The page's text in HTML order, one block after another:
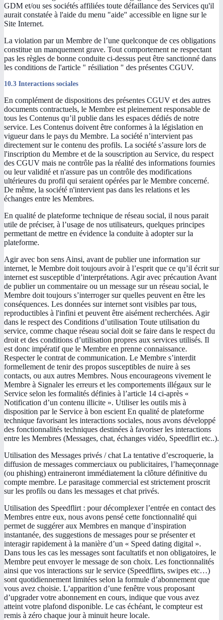
GDM et/ou ses sociétés affiliées toute défaillance des Services qu'il
aurait constatée à l'aide du menu "aide" accessible en ligne sur le
Site Internet.
La violation par un Membre de l’une quelconque de ces obligations
constitue un manquement grave. Tout comportement ne respectant
pas les règles de bonne conduite ci-dessus peut être sanctionné dans
les conditions de l'article " résiliation " des présentes CGUV.
10.3 Interactions sociales
En complément de dispositions des présentes CGUV et des autres
documents contractuels, le Membre est pleinement responsable de
tous les Contenus qu’il publie dans les espaces dédiés de notre
service. Les Contenus doivent être conformes à la législation en
vigueur dans le pays du Membre. La société n’intervient pas
directement sur le contenu des profils. La société s’assure lors de
l'inscription du Membre et de la souscription au Service, du respect
des CGUV mais ne contrôle pas la réalité des informations fournies
ou leur validité et n'assure pas un contrôle des modifications
ultérieures du profil qui seraient opérées par le Membre concerné.
De même, la société n'intervient pas dans les relations et les
échanges entre les Membres.
En qualité de plateforme technique de réseau social, il nous parait
utile de préciser, à l’usage de nos utilisateurs, quelques principes
permettant de mettre en évidence la conduite à adopter sur la
plateforme.
Agir avec bon sens Ainsi, avant de publier une information sur
internet, le Membre doit toujours avoir à l’esprit que ce qu’il écrit sur
internet est susceptible d’interprétations. Agir avec précaution Avant
de publier un commentaire ou un message sur un réseau social, le
Membre doit toujours s’interroger sur quelles peuvent en être les
conséquences. Les données sur internet sont visibles par tous,
reproductibles à l'infini et peuvent être aisément recherchées. Agir
dans le respect des Conditions d’utilisation Toute utilisation du
service, comme chaque réseau social doit se faire dans le respect du
droit et des conditions d’utilisation propres aux services utilisés. Il
est donc impératif que le Membre en prenne connaissance.
Respecter le contrat de communication. Le Membre s’interdit
formellement de tenir des propos susceptibles de nuire à ses
contacts, ou aux autres Membres. Nous encourageons vivement le
Membre à Signaler les erreurs et les comportements illégaux sur le
Service selon les formalités définies à l’article 14 ci-après «
Notification d’un contenu illicite ». Utiliser les outils mis à
disposition par le Service à bon escient En qualité de plateforme
technique favorisant les interactions sociales, nous avons développé
des fonctionnalités techniques destinées à favoriser les interactions
entre les Membres (Messages, chat, échanges vidéo, Speedflirt etc..).
Utilisation des Messages privés / chat La tentative d’escroquerie, la
diffusion de messages commerciaux ou publicitaires, l’hameçonnage
(ou phishing) entraineront immédiatement la clôture définitive du
compte membre. Le parasitage commercial est strictement proscrit
sur les profils ou dans les messages et chat privés.
Utilisation des Speedflirt : pour décomplexer l’entrée en contact des
Membres entre eux, nous avons pensé cette fonctionnalité qui
permet de suggérer aux Membres en manque d’inspiration
instantanée, des suggestions de messages pour se présenter et
interagir rapidement à la manière d’un « Speed dating digital ».
Dans tous les cas les messages sont facultatifs et non obligatoires, le
Membre peut envoyer le message de son choix. Les fonctionnalités
ainsi que vos interactions sur le service (Speedflirts, swipes etc…)
sont quotidiennement limitées selon la formule d’abonnement que
vous avez choisie. L’apparition d’une fenêtre vous proposant
d’upgrader votre abonnement en cours, indique que vous avez
atteint votre plafond disponible. Le cas échéant, le compteur est
remis à zéro chaque jour à minuit heure locale.